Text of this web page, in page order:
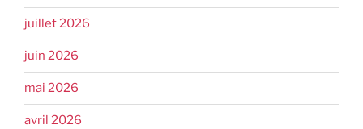
juillet 2026
juin 2026
mai 2026
avril 2026